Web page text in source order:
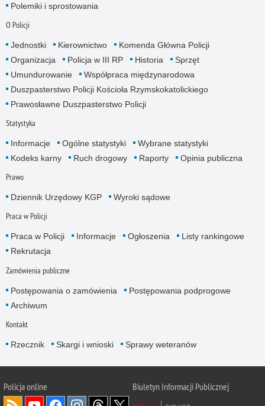
Polemiki i sprostowania
O Policji
Jednostki Kierownictwo
Komenda Główna Policji
Organizacja
Policja w III RP Historia
Sprzęt
Umundurowanie
Współpraca międzynarodowa
Duszpasterstwo Policji Kościoła Rzymskokatolickiego
Prawosławne Duszpasterstwo Policji
Statystyka
Informacje Ogólne statystyki
Wybrane statystyki
Kodeks karny
Ruch drogowy Raporty Opinia publiczna
Prawo
Dziennik Urzędowy KGP Wyroki sądowe
Praca w Policji
Praca w Policji Informacje Ogłoszenia
Listy rankingowe
Rekrutacja
Zamówienia publiczne
Postępowania o zamówienia
Postępowania podprogowe
Archiwum
Kontakt
Rzecznik Skargi i wnioski Sprawy weteranów
Policjaonline
Biuletyn Informacji Publicznej